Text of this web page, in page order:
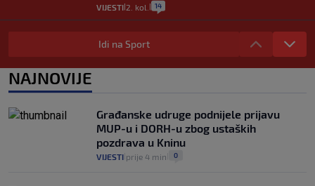
VIJESTI 2. kol. 14
"Kći je otišla na more, a zaboravila
zdravstvenu iskaznicu". Kakva su prava
pacijenata izvan mjesta prebivališta?
1
junaci naših priča budu oni koji pomažu,
a ne oni koji su pobijedili nekoga"
2
Idi na Sport
NAJNOVIJE
Građanske udruge podnijele prijavu
MUP-u i DORH-u zbog ustaških
pozdrava u Kninu
VIJESTI prije 4 min 0